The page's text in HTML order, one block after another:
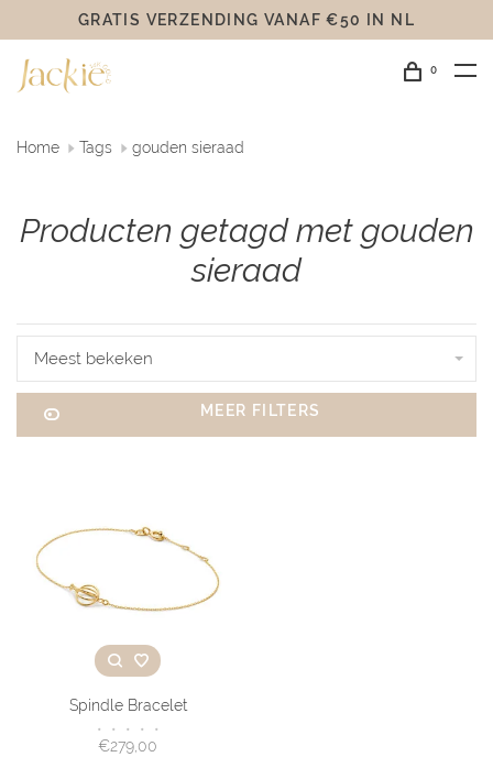
GRATIS VERZENDING VANAF €50 IN NL
0
Home Tags gouden sieraad
Producten getagd met gouden
sieraad
Meest bekeken
MEER FILTERS
Spindle Bracelet
• • • • •
€279,00